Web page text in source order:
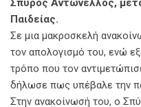
Σπύρος Αντωνέλλος,
Παιδείας.
Σε μια μακροσκελή
τον απολογισμό του, ενώ
τρόπο που τον
δήλωσε πως υπέβαλε την
Στην ανακοίνωσή του, ο